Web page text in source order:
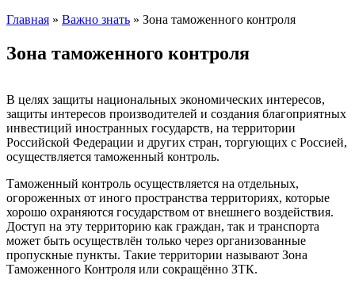
Главная » Важно знать » Зона таможенного контроля
Зона таможенного контроля
В целях защиты национальных экономических интересов,
защиты интересов производителей и создания благоприятных
инвестиций иностранных государств, на территории
Российской Федерации и других стран, торгующих с Россией,
осуществляется таможенный контроль.
Таможенный контроль осуществляется на отдельных,
огороженных от иного пространства территориях, которые
хорошо охраняются государством от внешнего воздействия.
Доступ на эту территорию как граждан, так и транспорта
может быть осуществлён только через организованные
пропускные пункты. Такие территории называют Зона
Таможенного Контроля или сокращённо ЗТК.